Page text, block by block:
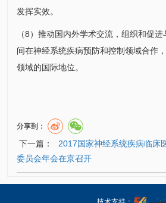
发挥实效。
（8）推动国内外学术交流，组织和促
间在神经系统疾病预防和控制领域合作
领域的国际地位。
分享到：
下一篇：
2017国家神经系统疾病临床
委员会年会在京召开